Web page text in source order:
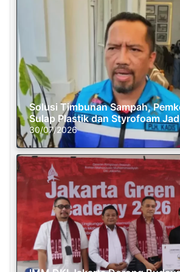
Solusi Timbunan Sampah,
Sulap Plastik dan Styrofoam
30/07/2026